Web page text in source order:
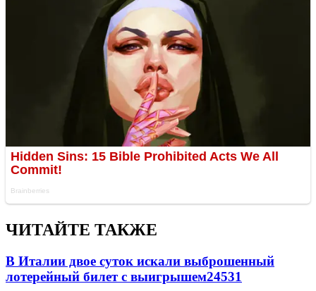
ЧИТАЙТЕ ТАКЖЕ
В Италии двое суток искали выброшенный
лотерейный билет с выигрышем24531